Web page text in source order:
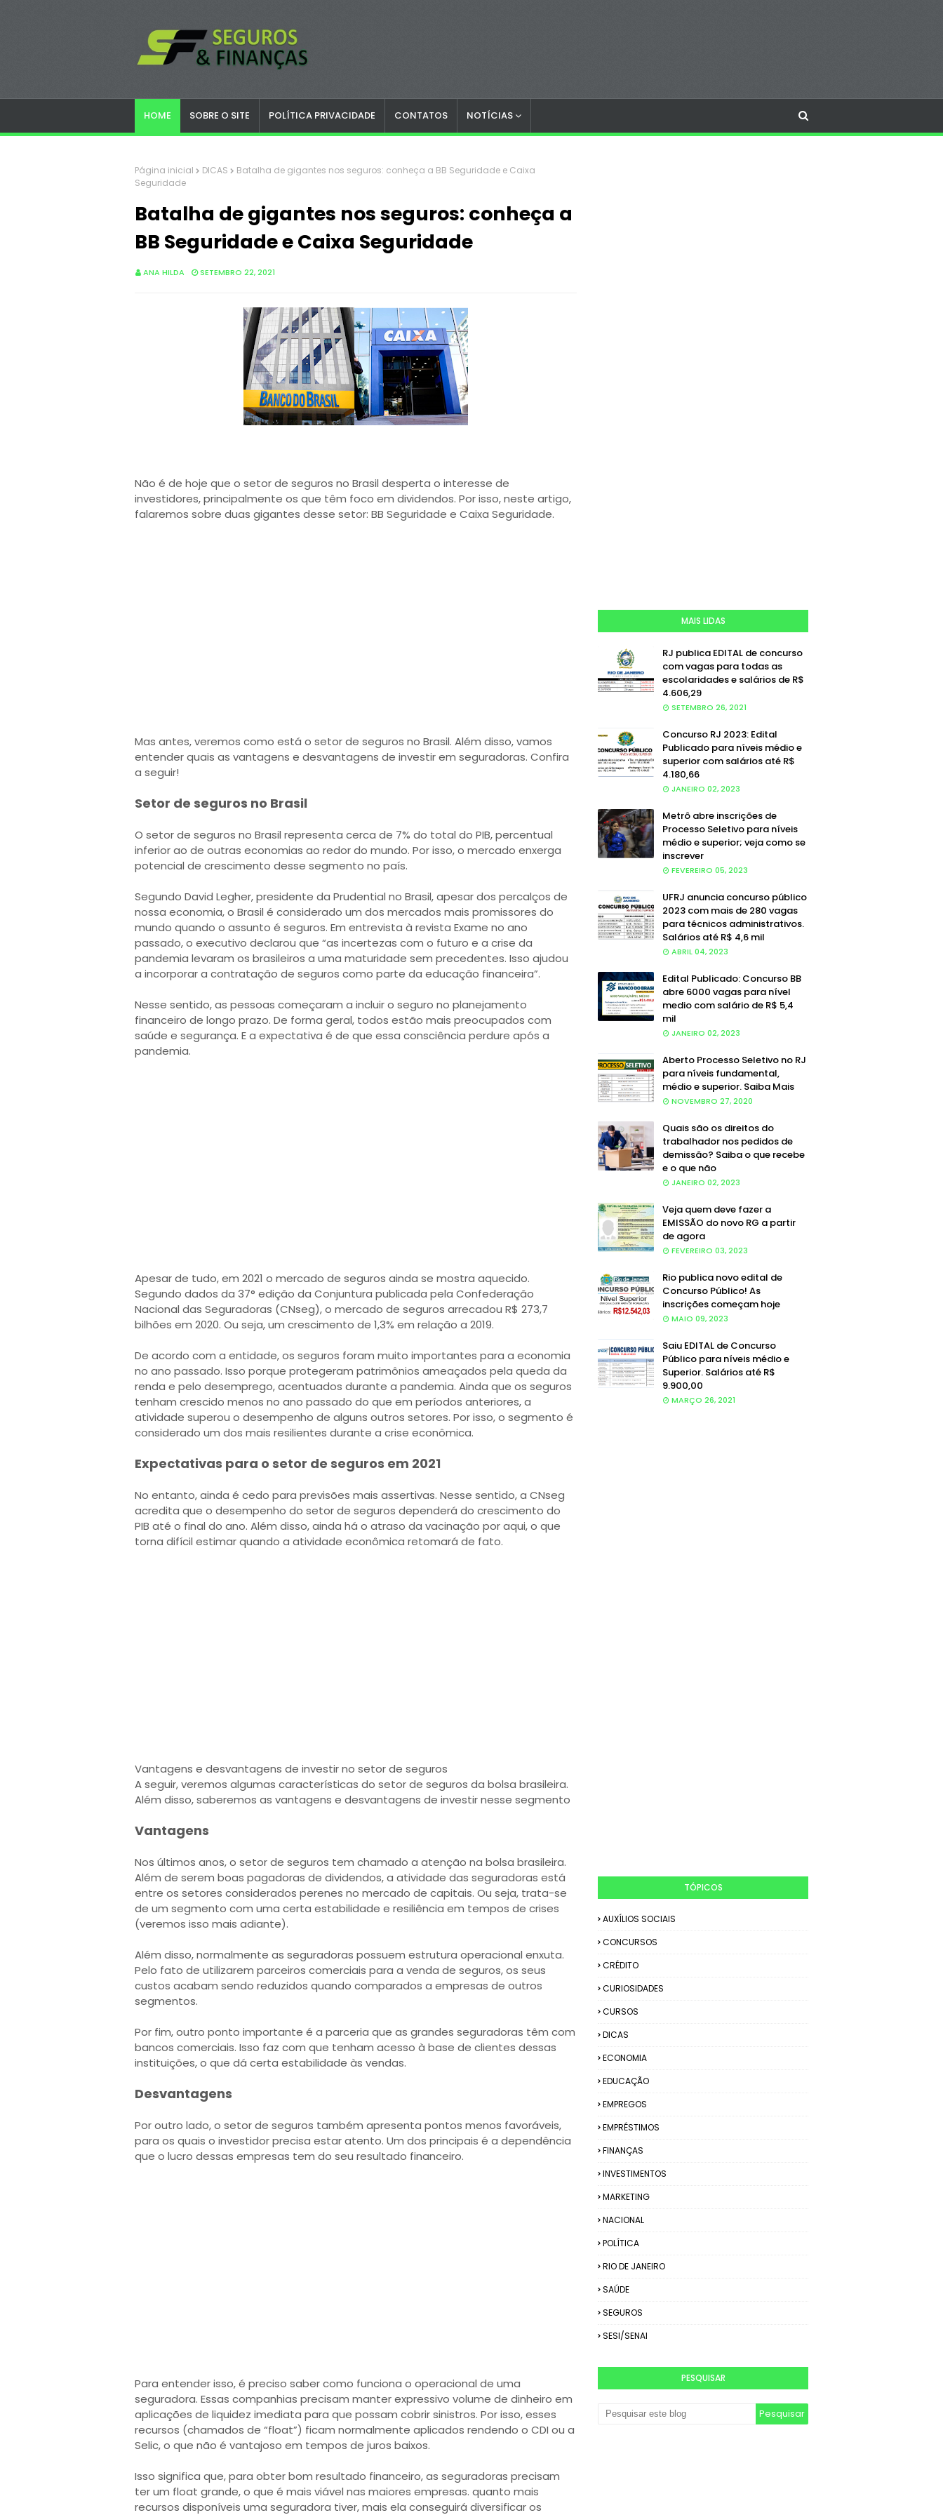
HOME SOBRE O SITE POLÍTICA PRIVACIDADE CONTATOS NOTÍCIAS
Página inicial DICAS
Batalha de gigantes nos seguros: conheça a BB Seguridade e Caixa
Seguridade
Batalha de gigantes nos seguros: conheça a
BB Seguridade e Caixa Seguridade
ANA HILDA SETEMBRO 22, 2021
Não é de hoje que o setor de seguros no Brasil desperta o interesse de
investidores, principalmente os que têm foco em dividendos. Por isso, neste artigo,
falaremos sobre duas gigantes desse setor: BB Seguridade e Caixa Seguridade.
Mas antes, veremos como está o setor de seguros no Brasil. Além disso, vamos
entender quais as vantagens e desvantagens de investir em seguradoras. Confira
a seguir!
Setor de seguros no Brasil
O setor de seguros no Brasil representa cerca de 7% do total do PIB, percentual
inferior ao de outras economias ao redor do mundo. Por isso, o mercado enxerga
potencial de crescimento desse segmento no país.
Segundo David Legher, presidente da Prudential no Brasil, apesar dos percalços de
nossa economia, o Brasil é considerado um dos mercados mais promissores do
mundo quando o assunto é seguros. Em entrevista à revista Exame no ano
passado, o executivo declarou que “as incertezas com o futuro e a crise da
pandemia levaram os brasileiros a uma maturidade sem precedentes. Isso ajudou
a incorporar a contratação de seguros como parte da educação financeira”.
Nesse sentido, as pessoas começaram a incluir o seguro no planejamento
financeiro de longo prazo. De forma geral, todos estão mais preocupados com
saúde e segurança. E a expectativa é de que essa consciência perdure após a
pandemia.
Apesar de tudo, em 2021 o mercado de seguros ainda se mostra aquecido.
Segundo dados da 37° edição da Conjuntura publicada pela Confederação
Nacional das Seguradoras (CNseg), o mercado de seguros arrecadou R$ 273,7
bilhões em 2020. Ou seja, um crescimento de 1,3% em relação a 2019.
De acordo com a entidade, os seguros foram muito importantes para a economia
no ano passado. Isso porque protegeram patrimônios ameaçados pela queda da
renda e pelo desemprego, acentuados durante a pandemia. Ainda que os seguros
tenham crescido menos no ano passado do que em períodos anteriores, a
atividade superou o desempenho de alguns outros setores. Por isso, o segmento é
considerado um dos mais resilientes durante a crise econômica.
Expectativas para o setor de seguros em 2021
No entanto, ainda é cedo para previsões mais assertivas. Nesse sentido, a CNseg
acredita que o desempenho do setor de seguros dependerá do crescimento do
PIB até o final do ano. Além disso, ainda há o atraso da vacinação por aqui, o que
torna difícil estimar quando a atividade econômica retomará de fato.
Vantagens e desvantagens de investir no setor de seguros
A seguir, veremos algumas características do setor de seguros da bolsa brasileira.
Além disso, saberemos as vantagens e desvantagens de investir nesse segmento
Vantagens
Nos últimos anos, o setor de seguros tem chamado a atenção na bolsa brasileira.
Além de serem boas pagadoras de dividendos, a atividade das seguradoras está
entre os setores considerados perenes no mercado de capitais. Ou seja, trata-se
de um segmento com uma certa estabilidade e resiliência em tempos de crises
(veremos isso mais adiante).
Além disso, normalmente as seguradoras possuem estrutura operacional enxuta.
Pelo fato de utilizarem parceiros comerciais para a venda de seguros, os seus
custos acabam sendo reduzidos quando comparados a empresas de outros
segmentos.
Por fim, outro ponto importante é a parceria que as grandes seguradoras têm com
bancos comerciais. Isso faz com que tenham acesso à base de clientes dessas
instituições, o que dá certa estabilidade às vendas.
Desvantagens
Por outro lado, o setor de seguros também apresenta pontos menos favoráveis,
para os quais o investidor precisa estar atento. Um dos principais é a dependência
que o lucro dessas empresas tem do seu resultado financeiro.
Para entender isso, é preciso saber como funciona o operacional de uma
seguradora. Essas companhias precisam manter expressivo volume de dinheiro em
aplicações de liquidez imediata para que possam cobrir sinistros. Por isso, esses
recursos (chamados de “float”) ficam normalmente aplicados rendendo o CDI ou a
Selic, o que não é vantajoso em tempos de juros baixos.
Isso significa que, para obter bom resultado financeiro, as seguradoras precisam
ter um float grande, o que é mais viável nas maiores empresas. quanto mais
recursos disponíveis uma seguradora tiver, mais ela conseguirá diversificar os
MAIS LIDAS
RJ publica EDITAL de concurso
com vagas para todas as
escolaridades e salários de R$
4.606,29
SETEMBRO 26, 2021
Concurso RJ 2023: Edital
Publicado para níveis médio e
superior com salários até R$
4.180,66
JANEIRO 02, 2023
Metrô abre inscrições de
Processo Seletivo para níveis
médio e superior; veja como se
inscrever
FEVEREIRO 05, 2023
UFRJ anuncia concurso público
2023 com mais de 280 vagas
para técnicos administrativos.
Salários até R$ 4,6 mil
ABRIL 04, 2023
Edital Publicado: Concurso BB
abre 6000 vagas para nível
medio com salário de R$ 5,4
mil
JANEIRO 02, 2023
Aberto Processo Seletivo no RJ
para níveis fundamental,
médio e superior. Saiba Mais
NOVEMBRO 27, 2020
Quais são os direitos do
trabalhador nos pedidos de
demissão? Saiba o que recebe
e o que não
JANEIRO 02, 2023
Veja quem deve fazer a
EMISSÃO do novo RG a partir
de agora
FEVEREIRO 03, 2023
Rio publica novo edital de
Concurso Público! As
inscrições começam hoje
MAIO 09, 2023
Saiu EDITAL de Concurso
Público para níveis médio e
Superior. Salários até R$
9.900,00
MARÇO 26, 2021
TÓPICOS
AUXÍLIOS SOCIAIS
CONCURSOS
CRÉDITO
CURIOSIDADES
CURSOS
DICAS
ECONOMIA
EDUCAÇÃO
EMPREGOS
EMPRÉSTIMOS
FINANÇAS
INVESTIMENTOS
MARKETING
NACIONAL
POLÍTICA
RIO DE JANEIRO
SAÚDE
SEGUROS
SESI/SENAI
PESQUISAR